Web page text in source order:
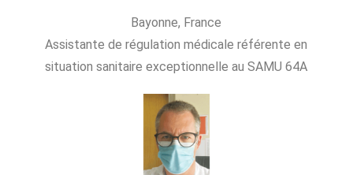
Bayonne, France
Assistante de régulation médicale référente en
situation sanitaire exceptionnelle au SAMU 64A